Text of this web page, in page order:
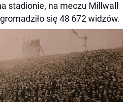
stadionie, na meczu Millwall
się 48 672 widzów.